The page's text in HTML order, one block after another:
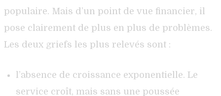
populaire. Mais d’un point de vue financier, il
pose clairement de plus en plus de problèmes.
Les deux griefs les plus relevés sont :
l’absence de croissance exponentielle. Le
service croît, mais sans une poussée